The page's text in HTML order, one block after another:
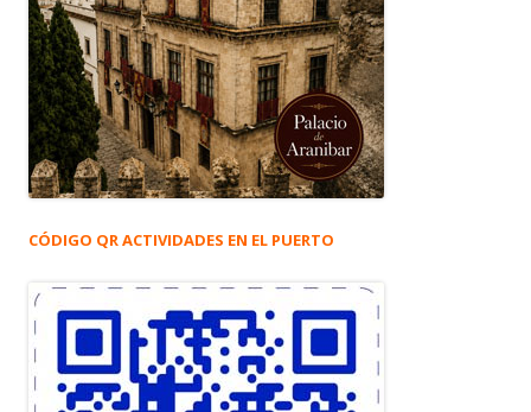
CÓDIGO QR ACTIVIDADES EN EL PUERTO